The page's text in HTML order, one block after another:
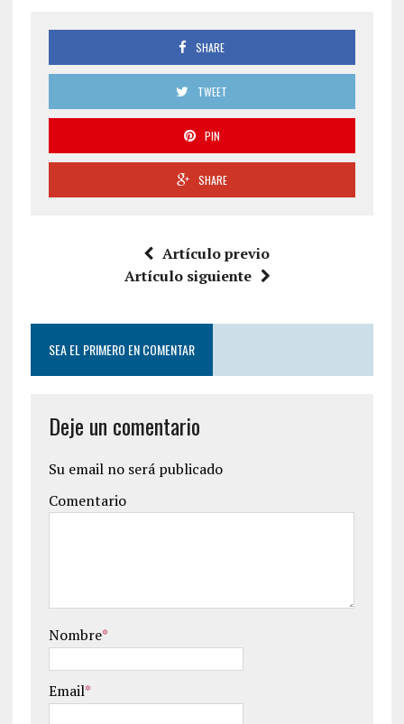
SHARE
TWEET
PIN
SHARE
Artículo previo
Artículo siguiente
SEA EL PRIMERO EN COMENTAR
Deje un comentario
Su email no será publicado
Comentario
Nombre*
Email*